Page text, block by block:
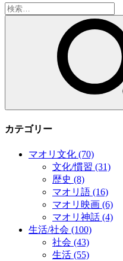
検
索:
カテゴリー
マオリ文化 (70)
文化/慣習 (31)
歴史 (8)
マオリ語 (16)
マオリ映画 (6)
マオリ神話 (4)
生活/社会 (100)
社会 (43)
生活 (55)